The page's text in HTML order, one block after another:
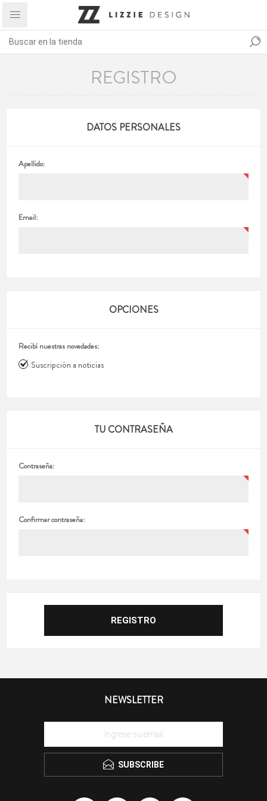
REGISTRO
DATOS PERSONALES
Apellido:
Email:
OPCIONES
Recibí nuestras novedades:
Suscripción a noticias
TU CONTRASEÑA
Contraseña:
Confirmar contraseña:
NEWSLETTER
SUBSCRIBE